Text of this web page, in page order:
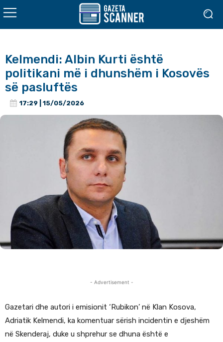
Kelmendi: Albin Kurti është
politikani më i dhunshëm i Kosovës
së pasluftës
17:29 | 15/05/2026
- Advertisement -
Gazetari dhe autori i emisionit ‘Rubikon’ në Klan Kosova,
Adriatik Kelmendi, ka komentuar sërish incidentin e djeshëm
në Skenderaj, duke u shprehur se dhuna është e